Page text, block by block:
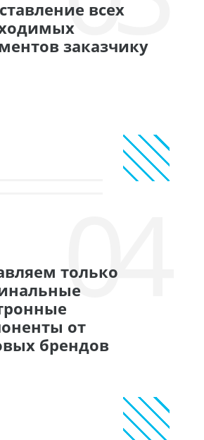
всех
заказчику
04
только
от
брендов